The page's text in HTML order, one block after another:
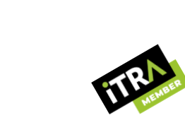
VELENJE
Zimska tekaška